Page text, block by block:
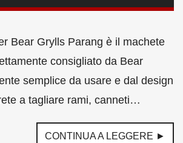
Bear Grylls Parang è il machete
consigliato da Bear
semplice da usare e dal design
a tagliare rami, canneti…
CONTINUA A LEGGERE ►